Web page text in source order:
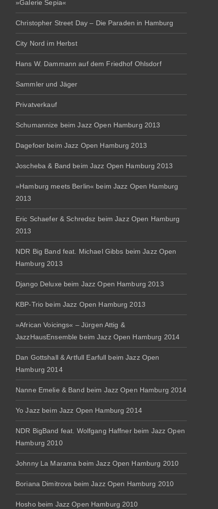
»Galerie Sepia«
Christopher Street Day – Die Paraden in Hamburg
City Nord im Herbst
Hans W. Dammann auf dem Friedhof Ohlsdorf
Sammler und Jäger
Privatverkauf
Schumannize beim Jazz Open Hamburg 2013
Dagefoer beim Jazz Open Hamburg 2013
Joscheba & Band beim Jazz Open Hamburg 2013
»Hamburg meets Berlin« beim Jazz Open Hamburg
2013
Eric Schaefer & Schredsz beim Jazz Open Hamburg
2013
NDR Big Band feat. Michael Gibbs beim Jazz Open
Hamburg 2013
Django Deluxe beim Jazz Open Hamburg 2013
KBP-Trio beim Jazz Open Hamburg 2013
»African Voicings« – Jürgen Attig &
JazzHausEnsemble beim Jazz Open Hamburg 2014
Dan Gottshall & Artfull Earfull beim Jazz Open
Hamburg 2014
Nanne Emelie & Band beim Jazz Open Hamburg 2014
Yo Jazz beim Jazz Open Hamburg 2014
NDR BigBand feat. Wolfgang Haffner beim Jazz Open
Hamburg 2010
Johnny La Marama beim Jazz Open Hamburg 2010
Boriana Dimitrova beim Jazz Open Hamburg 2010
Hosho beim Jazz Open Hamburg 2010